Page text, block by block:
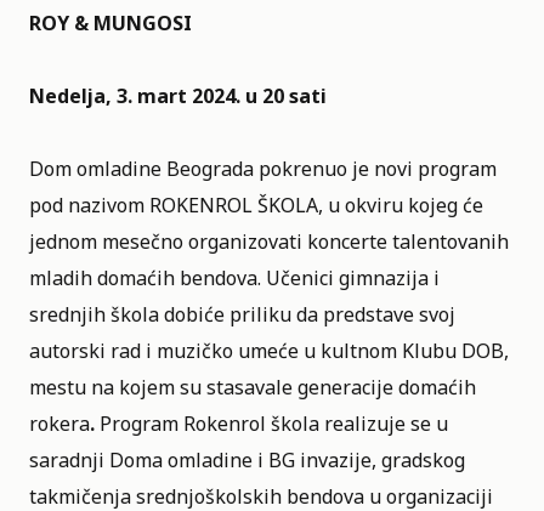
ROY & MUNGOSI
Nedelja, 3. mart 2024. u 20 sati
Dom omladine Beograda pokrenuo je novi program
pod nazivom ROKENROL ŠKOLA, u okviru kojeg će
jednom mesečno organizovati koncerte talentovanih
mladih domaćih bendova. Učenici gimnazija i
srednjih škola dobiće priliku da predstave svoj
autorski rad i muzičko umeće u kultnom Klubu DOB,
mestu na kojem su stasavale generacije domaćih
rokera. Program Rokenrol škola realizuje se u
saradnji Doma omladine i BG invazije, gradskog
takmičenja srednjoškolskih bendova u organizaciji